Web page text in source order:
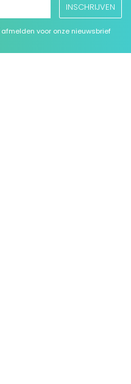
INSCHRIJVEN
voor onze nieuwsbrief